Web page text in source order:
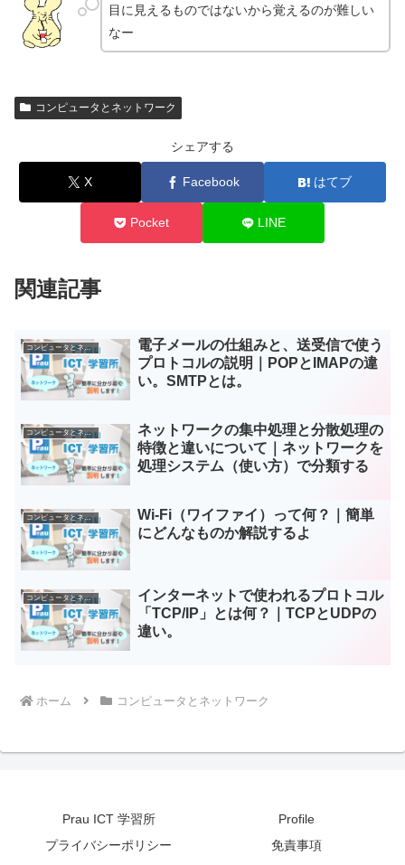
目に見えるものではないから覚えるのが難しい
なー
コンピュータとネットワーク
シェアする
X Facebook はてブ
Pocket LINE
関連記事
コンピュータとネットワーク
電子メールの仕組みと、送受信で使う
プロトコルの説明｜POPとIMAPの違
い。SMTPとは。
コンピュータとネットワーク
ネットワークの集中処理と分散処理の
特徴と違いについて｜ネットワークを
処理システム（使い方）で分類する
コンピュータとネットワーク
Wi-Fi（ワイファイ）って何？｜簡単
にどんなものか解説するよ
コンピュータとネットワーク
インターネットで使われるプロトコル
「TCP/IP」とは何？｜TCPとUDPの
違い。
ホーム コンピュータとネットワーク
Prau ICT 学習所
Profile
プライバシーポリシー
免責事項